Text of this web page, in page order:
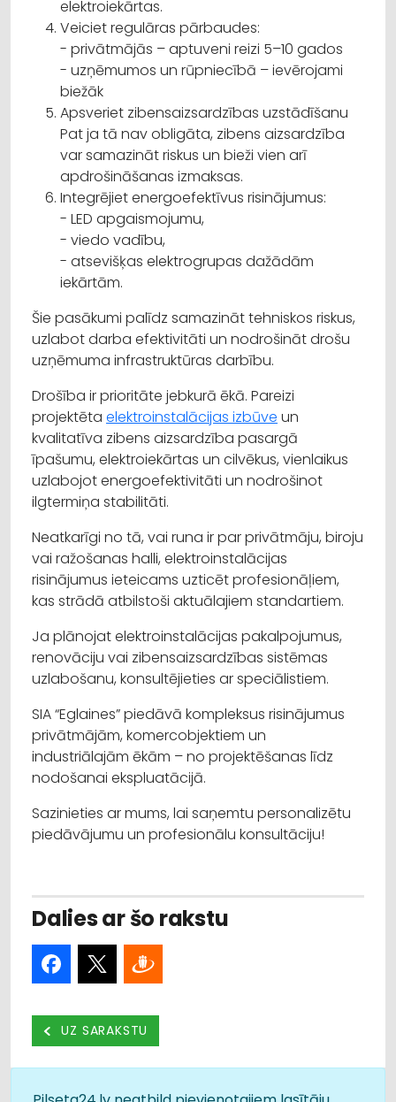
elektroiekārtas.
Veiciet regulāras pārbaudes:
- privātmājās – aptuveni reizi 5–10 gados
- uzņēmumos un rūpniecībā – ievērojami
biežāk
Apsveriet zibensaizsardzības uzstādīšanu
Pat ja tā nav obligāta, zibens aizsardzība
var samazināt riskus un bieži vien arī
apdrošināšanas izmaksas.
Integrējiet energoefektīvus risinājumus:
- LED apgaismojumu,
- viedo vadību,
- atsevišķas elektrogrupas dažādām
iekārtām.
Šie pasākumi palīdz samazināt tehniskos riskus,
uzlabot darba efektivitāti un nodrošināt drošu
uzņēmuma infrastruktūras darbību.
Drošība ir prioritāte jebkurā ēkā. Pareizi
projektēta elektroinstalācijas izbūve un
kvalitatīva zibens aizsardzība pasargā
īpašumu, elektroiekārtas un cilvēkus, vienlaikus
uzlabojot energoefektivitāti un nodrošinot
ilgtermiņa stabilitāti.
Neatkarīgi no tā, vai runa ir par privātmāju, biroju
vai ražošanas halli, elektroinstalācijas
risinājumus ieteicams uzticēt profesionāļiem,
kas strādā atbilstoši aktuālajiem standartiem.
Ja plānojat elektroinstalācijas pakalpojumus,
renovāciju vai zibensaizsardzības sistēmas
uzlabošanu, konsultējieties ar speciālistiem.
SIA “Eglaines” piedāvā kompleksus risinājumus
privātmājām, komercobjektiem un
industriālajām ēkām – no projektēšanas līdz
nodošanai ekspluatācijā.
Sazinieties ar mums, lai saņemtu personalizētu
piedāvājumu un profesionālu konsultāciju!
Dalies ar šo rakstu
UZ SARAKSTU